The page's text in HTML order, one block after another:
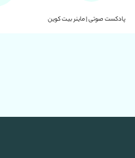
پادکست صوتی | ماینر بیت کوین